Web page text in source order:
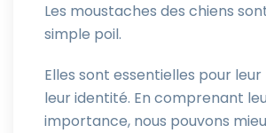
Les moustaches des chiens
simple poil.
Elles sont essentielles pour
leur identité. En comprenant
importance, nous pouvons